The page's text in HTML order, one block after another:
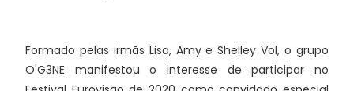
Formado pelas irmãs Lisa, Amy e Shelley Vol, o grupo
O'G3NE manifestou o interesse de participar no